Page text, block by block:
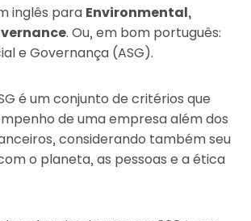
inglês para Environmental,
. Ou, em bom português:
e Governança (ASG).
é um conjunto de critérios que
de uma empresa além dos
considerando também seu
o planeta, as pessoas e a ética